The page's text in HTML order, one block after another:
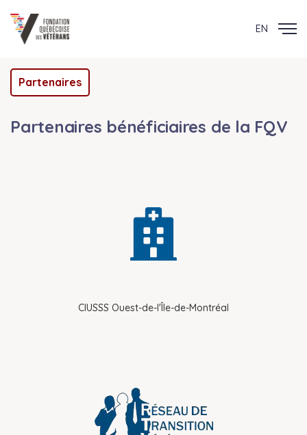
EN
Partenaires
Partenaires bénéficiaires de la FQV
CIUSSS Ouest-de-l'Île-de-Montréal